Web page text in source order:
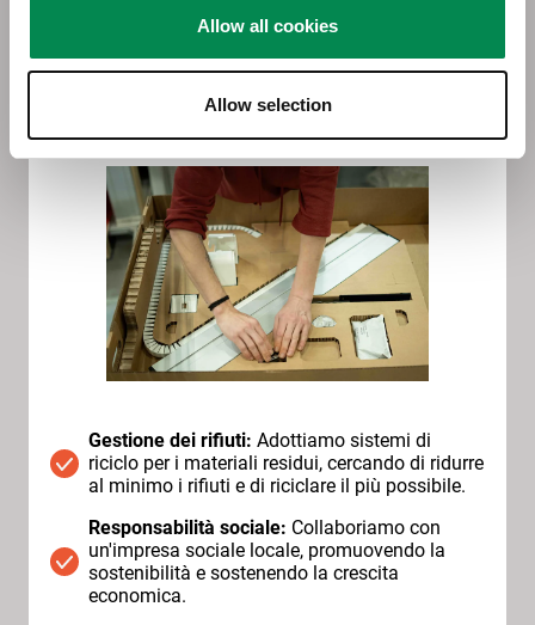
Allow all cookies
Allow selection
Logistica verde:
I nostri processi logistici sono
ottimizzati per ridurre distanze e tempi di
trasporto, con conseguente riduzione delle
Gestione dei rifiuti: Adottiamo sistemi di
riciclo per i materiali residui, cercando di ridurre
al minimo i rifiuti e di riciclare il più possibile.
Responsabilità sociale: Collaboriamo con
un'impresa sociale locale, promuovendo la
sostenibilità e sostenendo la crescita
economica.